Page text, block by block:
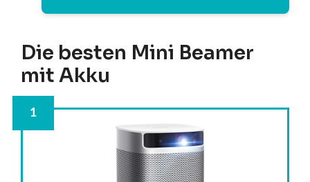
Die besten Mini Beamer
mit Akku